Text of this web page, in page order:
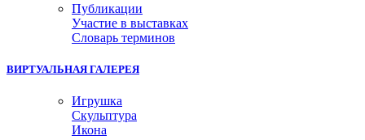
Публикации
Участие в выставках
Словарь терминов
ВИРТУАЛЬНАЯ ГАЛЕРЕЯ
Игрушка
Скульптура
Икона